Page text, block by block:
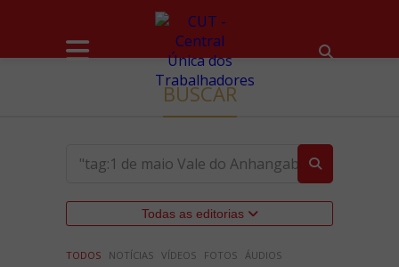
BUSCAR
Todas as editorias
TODOS NOTÍCIAS VÍDEOS FOTOS ÁUDIOS